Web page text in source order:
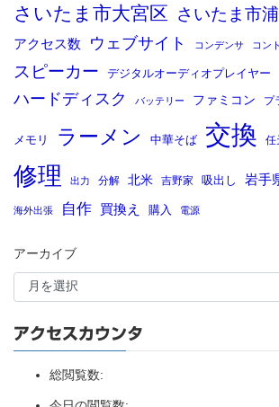
さいたま市大宮区 さいたま市
アクセス数 ウェブサイト コンデンサ コン
スピーカー デジタルオーディオプレイヤー
ハードディスク バッテリー ファミコン プ
メモリ ラーメン 中華そば 交換 任
修理 出力 分解 北米 吉野家 吸出し 岩手
海外出張 自作 買換え 購入 電源
アーカイブ
アクセスカウンタ
総閲覧数: